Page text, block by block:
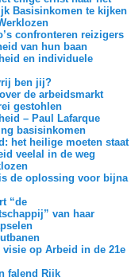
Basisinkomen te kijken
confronteren reizigers
van hun baan
en individuele
ben jij?
de arbeidsmarkt
gestohlen
– Paul Lafarque
basisinkomen
het heilige moeten staat
veelal in de weg
de oplossing voor bijna
“de
van haar
op Arbeid in de 21e
falend Rijk